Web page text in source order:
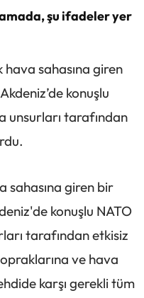
şu ifadeler yer
hava sahasına giren
konuşlu
unsurları tarafından
sahasına giren bir
konuşlu NATO
tarafından etkisiz
ve hava
karşı gerekli tüm